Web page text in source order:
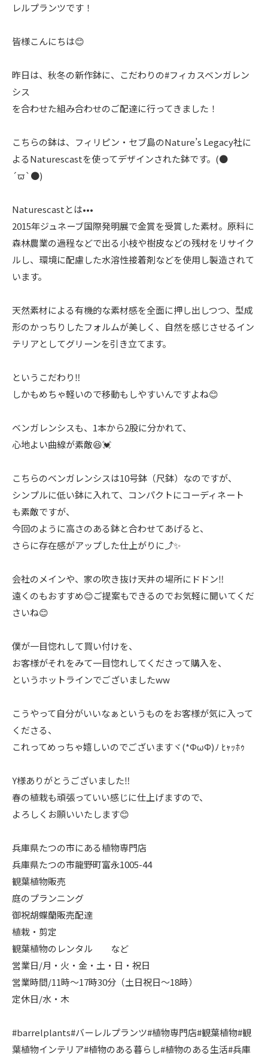
レルプランツです！
皆様こんにちは😊
昨日は、秋冬の新作鉢に、こだわりの#フィカスベンガレン
シス
を合わせた組み合わせのご配達に行ってきました！
こちらの鉢は、フィリピン・セブ島のNature’s Legacy社に
よるNaturescastを使ってデザインされた鉢です。(●
´ϖ`●)
Naturescastとは•••
2015年ジュネーブ国際発明展で金賞を受賞した素材。原料に
森林農業の過程などで出る小枝や樹皮などの残材をリサイク
ルし、環境に配慮した水溶性接着剤などを使用し製造されて
います。
天然素材による有機的な素材感を全面に押し出しつつ、型成
形のかっちりしたフォルムが美しく、自然を感じさせるイン
テリアとしてグリーンを引き立てます。
というこだわり‼️
しかもめちゃ軽いので移動もしやすいんですよね😊
ベンガレンシスも、1本から2股に分かれて、
心地よい曲線が素敵😆💓
こちらのベンガレンシスは10号鉢（尺鉢）なのですが、
シンプルに低い鉢に入れて、コンパクトにコーディネート
も素敵ですが、
今回のように高さのある鉢と合わせてあげると、
さらに存在感がアップした仕上がりに⤴️✨
会社のメインや、家の吹き抜け天井の場所にドドン‼️
遠くのもおすすめ😊ご提案もできるのでお気軽に聞いてくだ
さいね😊
僕が一目惚れして買い付けを、
お客様がそれをみて一目惚れしてくださって購入を、
というホットラインでございましたww
こうやって自分がいいなぁというものをお客様が気に入って
くださる、
これってめっちゃ嬉しいのでございますヾ(*ΦωΦ)ﾉ ﾋｬｯﾎｩ
Y様ありがとうございました‼️
春の植栽も頑張っていい感じに仕上げますので、
よろしくお願いいたします😊
兵庫県たつの市にある植物専門店
兵庫県たつの市龍野町富永1005-44
観葉植物販売
庭のプランニング
御祝胡蝶蘭販売配達
植栽・剪定
観葉植物のレンタル など
営業日/月・火・金・土・日・祝日
営業時間/11時〜17時30分（土日祝日〜18時）
定休日/水・木
#barrelplants#バーレルプランツ#植物専門店#観葉植物#観
葉植物インテリア#植物のある暮らし#植物のある生活#兵庫